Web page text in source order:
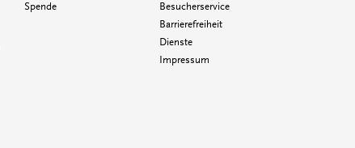
Spende
Besucherservice
Barrierefreiheit
Dienste
Impressum